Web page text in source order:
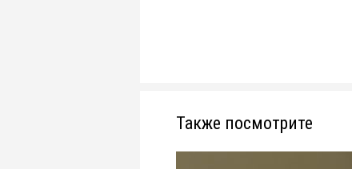
Также посмотрите